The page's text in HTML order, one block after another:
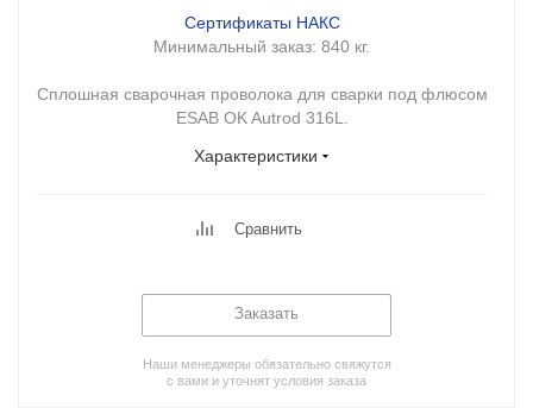
Сертификаты НАКС
Минимальный заказ: 840 кг.
Сплошная сварочная проволока для сварки под флюсом
ESAB OK Autrod 316L.
Характеристики
Сравнить
Заказать
Наши менеджеры обязательно свяжутся
с вами и уточнят условия заказа